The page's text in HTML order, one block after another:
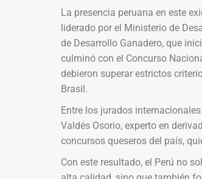
La presencia peruana en este
liderado por el Ministerio de
de Desarrollo Ganadero, que
culminó con el Concurso
debieron superar estrictos
Brasil.
Entre los jurados
Valdés Osorio, experto en
concursos queseros del país,
Con este resultado, el Perú no